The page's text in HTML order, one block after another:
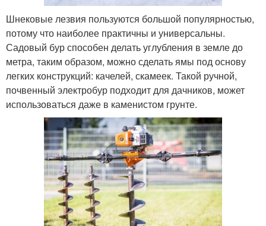
Шнековые лезвия пользуются большой популярностью,
потому что наиболее практичны и универсальны.
Садовый бур способен делать углубления в земле до
метра, таким образом, можно сделать ямы под основу
легких конструкций: качелей, скамеек. Такой ручной,
почвенный электробур подходит для дачников, может
использоваться даже в каменистом грунте.